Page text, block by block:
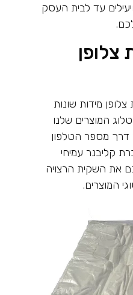
עד לבית העסק
צלופן
מידות שונות
המוצרים שלנו
דרך מספר הטלפון
קליבנר עמיחי
את השקית הרצויה
המוצרים.